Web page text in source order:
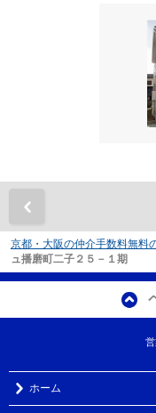
京都・大阪の仲介手数料無料
ュ播磨町二子２５－１期
ホーム